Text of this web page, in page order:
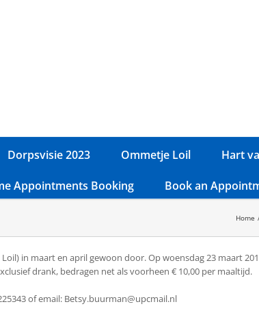
Dorpsvisie 2023 Ommetje Loil Hart
Appointments Booking Book an
Home
in maart en april gewoon door. Op woensdag 23 maart
drank, bedragen net als voorheen € 10,00 per maaltijd.
of email: Betsy.buurman@upcmail.nl